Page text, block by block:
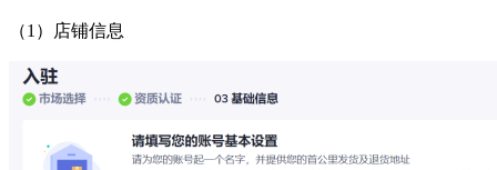
（1 ） 店铺信息